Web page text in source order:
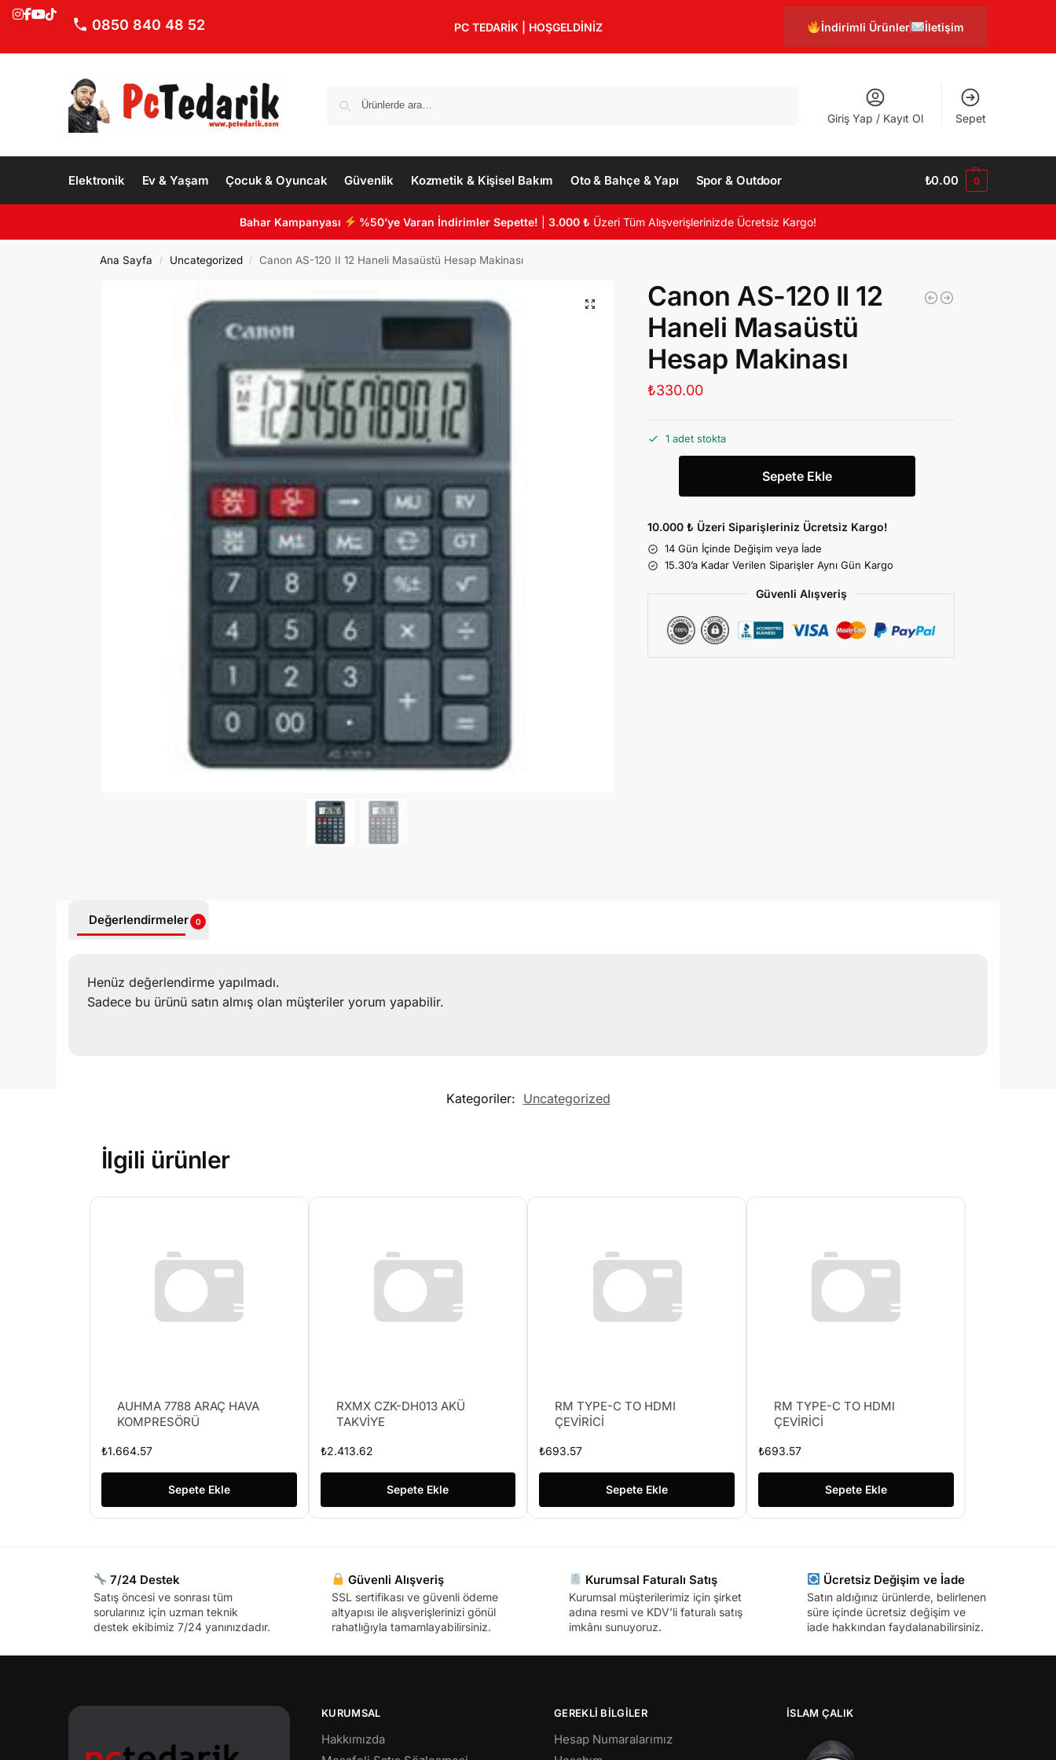
0850 840 48 52 PC TEDARİK | HOŞGELDİNİZ İndirimli Ürünler İletişim
Giriş Yap / Kayıt Ol Sepet
Elektronik Ev & Yaşam Çocuk & Oyuncak Güvenlik Kozmetik & Kişisel Bakım Oto & Bahçe & Yapı Spor & Outdoor ₺0.00 0
Bahar Kampanyası %50’ye Varan İndirimler Sepette! |3.000 ₺ Üzeri Tüm Alışverişlerinizde Ücretsiz Kargo!
Ana Sayfa / Uncategorized / Canon AS-120 II 12 Haneli Masaüstü Hesap Makinası
Canon AS-120 II 12
Haneli Masaüstü
Hesap Makinası
₺330.00
1 adet stokta
Sepete Ekle
10.000 ₺ Üzeri Siparişleriniz Ücretsiz Kargo!
14 Gün İçinde Değişim veya İade
15.30’a Kadar Verilen Siparişler Aynı Gün Kargo
Güvenli Alışveriş
Değerlendirmeler 0
Henüz değerlendirme yapılmadı.
Sadece bu ürünü satın almış olan müşteriler yorum yapabilir.
Kategoriler: Uncategorized
İlgili ürünler
AUHMA 7788 ARAÇ HAVA
KOMPRESÖRÜ
₺1.664.57
Sepete Ekle
RXMX CZK-DH013 AKÜ
TAKVİYE
₺2.413.62
Sepete Ekle
RM TYPE-C TO HDMI
ÇEVİRİCİ
₺693.57
Sepete Ekle
RM TYPE-C TO HDMI
ÇEVİRİCİ
₺693.57
Sepete Ekle
7/24 Destek
Satış öncesi ve sonrası tüm
sorularınız için uzman teknik
destek ekibimiz 7/24 yanınızdadır.
Güvenli Alışveriş
SSL sertifikası ve güvenli ödeme
altyapısı ile alışverişlerinizi gönül
rahatlığıyla tamamlayabilirsiniz.
Kurumsal Faturalı Satış
Kurumsal müşterilerimiz için şirket
adına resmi ve KDV’li faturalı satış
imkânı sunuyoruz.
Ücretsiz Değişim ve İade
Satın aldığınız ürünlerde, belirlenen
süre içinde ücretsiz değişim ve
iade hakkından faydalanabilirsiniz.
KURUMSAL
Hakkımızda
GEREKLİ BİLGİLER
Hesap Numaralarımız
İSLAM ÇALIK